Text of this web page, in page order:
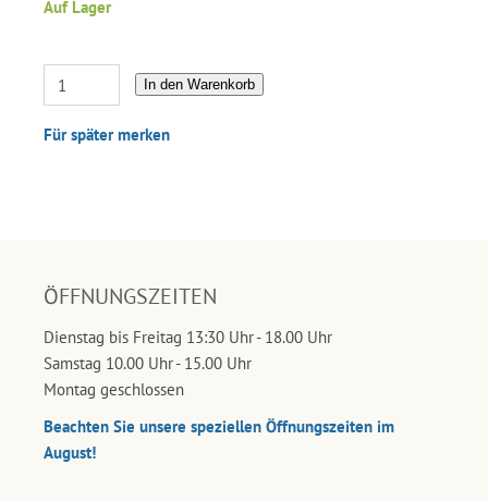
Auf Lager
In den Warenkorb
Für später merken
ÖFFNUNGSZEITEN
Dienstag bis Freitag 13:30 Uhr - 18.00 Uhr
Samstag 10.00 Uhr - 15.00 Uhr
Montag geschlossen
Beachten Sie unsere speziellen Öffnungszeiten im
August!